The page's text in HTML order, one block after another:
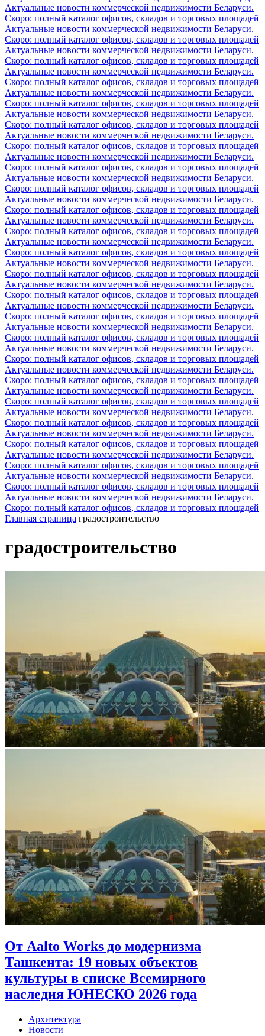
Актуальные новости коммерческой недвижимости Беларуси.
Скоро: полный каталог офисов, складов и торговых площадей
Актуальные новости коммерческой недвижимости Беларуси.
Скоро: полный каталог офисов, складов и торговых площадей
Актуальные новости коммерческой недвижимости Беларуси.
Скоро: полный каталог офисов, складов и торговых площадей
Актуальные новости коммерческой недвижимости Беларуси.
Скоро: полный каталог офисов, складов и торговых площадей
Актуальные новости коммерческой недвижимости Беларуси.
Скоро: полный каталог офисов, складов и торговых площадей
Актуальные новости коммерческой недвижимости Беларуси.
Скоро: полный каталог офисов, складов и торговых площадей
Актуальные новости коммерческой недвижимости Беларуси.
Скоро: полный каталог офисов, складов и торговых площадей
Актуальные новости коммерческой недвижимости Беларуси.
Скоро: полный каталог офисов, складов и торговых площадей
Актуальные новости коммерческой недвижимости Беларуси.
Скоро: полный каталог офисов, складов и торговых площадей
Актуальные новости коммерческой недвижимости Беларуси.
Скоро: полный каталог офисов, складов и торговых площадей
Актуальные новости коммерческой недвижимости Беларуси.
Скоро: полный каталог офисов, складов и торговых площадей
Актуальные новости коммерческой недвижимости Беларуси.
Скоро: полный каталог офисов, складов и торговых площадей
Актуальные новости коммерческой недвижимости Беларуси.
Скоро: полный каталог офисов, складов и торговых площадей
Актуальные новости коммерческой недвижимости Беларуси.
Скоро: полный каталог офисов, складов и торговых площадей
Актуальные новости коммерческой недвижимости Беларуси.
Скоро: полный каталог офисов, складов и торговых площадей
Актуальные новости коммерческой недвижимости Беларуси.
Скоро: полный каталог офисов, складов и торговых площадей
Актуальные новости коммерческой недвижимости Беларуси.
Скоро: полный каталог офисов, складов и торговых площадей
Актуальные новости коммерческой недвижимости Беларуси.
Скоро: полный каталог офисов, складов и торговых площадей
Актуальные новости коммерческой недвижимости Беларуси.
Скоро: полный каталог офисов, складов и торговых площадей
Актуальные новости коммерческой недвижимости Беларуси.
Скоро: полный каталог офисов, складов и торговых площадей
Актуальные новости коммерческой недвижимости Беларуси.
Скоро: полный каталог офисов, складов и торговых площадей
Актуальные новости коммерческой недвижимости Беларуси.
Скоро: полный каталог офисов, складов и торговых площадей
Актуальные новости коммерческой недвижимости Беларуси.
Скоро: полный каталог офисов, складов и торговых площадей
Актуальные новости коммерческой недвижимости Беларуси.
Скоро: полный каталог офисов, складов и торговых площадей
Главная страница градостроительство
градостроительство
От Aalto Works до модернизма
Ташкента: 19 новых объектов
культуры в списке Всемирного
наследия ЮНЕСКО 2026 года
Архитектура
Новости